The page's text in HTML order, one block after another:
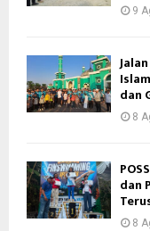
9
dan
8
dan
8